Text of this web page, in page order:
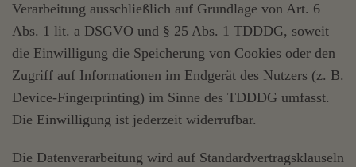
Verarbeitung ausschließlich auf Grundlage von Art. 6
Abs. 1 lit. a DSGVO und § 25 Abs. 1 TDDDG, soweit
die Einwilligung die Speicherung von Cookies oder den
Zugriff auf Informationen im Endgerät des Nutzers (z. B.
Device-Fingerprinting) im Sinne des TDDDG umfasst.
Die Einwilligung ist jederzeit widerrufbar.
Die Datenverarbeitung wird auf Standardvertragsklauseln